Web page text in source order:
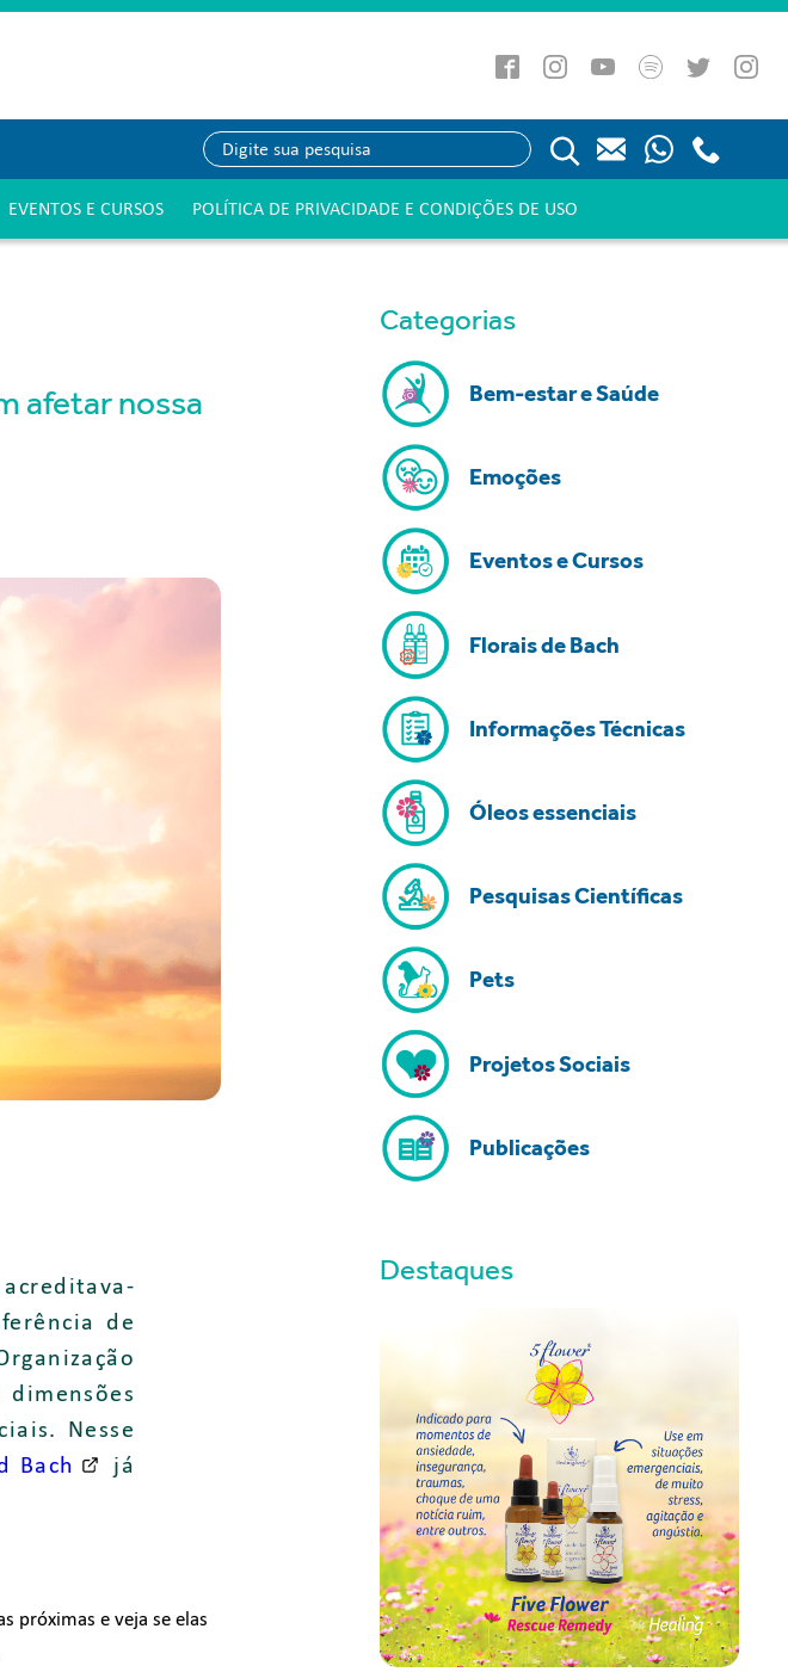
EVENTOS E CURSOS POLÍTICA DE PRIVACIDADE E CONDIÇÕES DE USO
afetar nossa
de
Nesse
Bach
já
próximas e veja se elas
Categorias
Bem-estar e Saúde
Emoções
Eventos e Cursos
Florais de Bach
Informações Técnicas
Óleos essenciais
Pesquisas Científicas
Pets
Projetos Sociais
Publicações
Destaques